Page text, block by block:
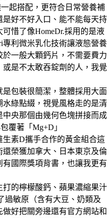
起搭配，更符合日常營養補
好不好入口、能不能每天持
惜了像HomeDr.採用的是液
專利微米乳化技術讓液態營養
一般大顆鈣片，不需要費力
是不太敢吞錠劑的人，我覺
包裝很簡潔，整體採用大面
綠點綴，視覺風格走的是清
央那個由幾何色塊拼接而成
覆著「Mg+D」
素D攜手合作的黃金組合這
還榮獲加拿大、日本東京及倫
國際獎項背書，也讓我更有
的檸檬酸鈣、蘋果濃縮果汁
過敏原（含有大豆、奶類及
好把關旁邊還有官方網站和